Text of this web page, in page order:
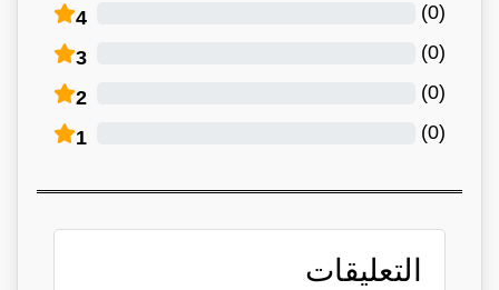
4 (
0
)
3 (
0
)
2 (
0
)
1 (
0
)
التعليقات